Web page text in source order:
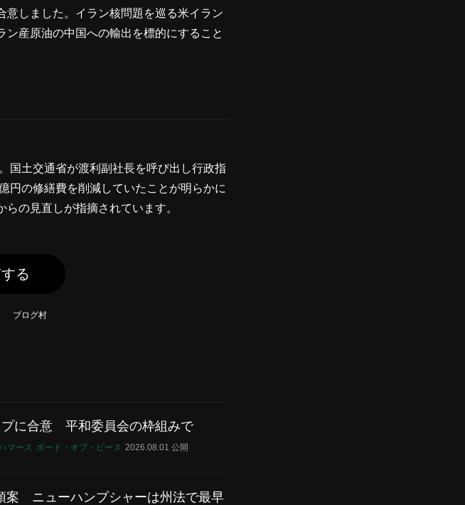
しました。イラン核問題を巡る米イラン
産原油の中国への輸出を標的にすること
国土交通省が渡利副社長を呼び出し行政指
円の修繕費を削減していたことが明らかに
の見直しが指摘されています。
る
ブログ村
プに合意 平和委員会の枠組みで
マース ボード・オブ・ピース 2026.08.01 公開
案 ニューハンプシャーは州法で最早